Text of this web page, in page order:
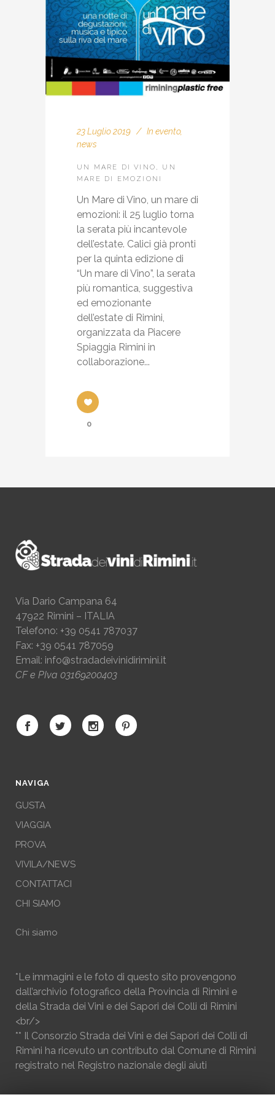
23 Luglio 2019 In evento,
news
UN MARE DI VINO, UN
MARE DI EMOZIONI
Un Mare di Vino, un mare di
emozioni: il 25 luglio torna
la serata più incantevole
dell’estate. Calici già pronti
per la quinta edizione di
“Un mare di Vino”, la serata
più romantica, suggestiva
ed emozionante
dell’estate di Rimini,
organizzata da Piacere
Spiaggia Rimini in
collaborazione...
0
Via Dario Campana 64
47922 Rimini – ITALIA
Telefono: +39 0541 787037
Fax: +39 0541 787059
Email: info@stradadeivinidirimini.it
CF e PIva 03169200403
NAVIGA
GUSTA
VIAGGIA
PROVA
VIVILA/NEWS
CONTATTACI
CHI SIAMO
Chi siamo
*Le immagini e le foto di questo sito provengono
dall’archivio fotografico della Provincia di Rimini e
della Strada dei Vini e dei Sapori dei Colli di Rimini
<br/>
** Il Consorzio Strada dei Vini e dei Sapori dei Colli di
Rimini ha ricevuto un contributo dal Comune di Rimini
registrato nel Registro nazionale degli aiuti